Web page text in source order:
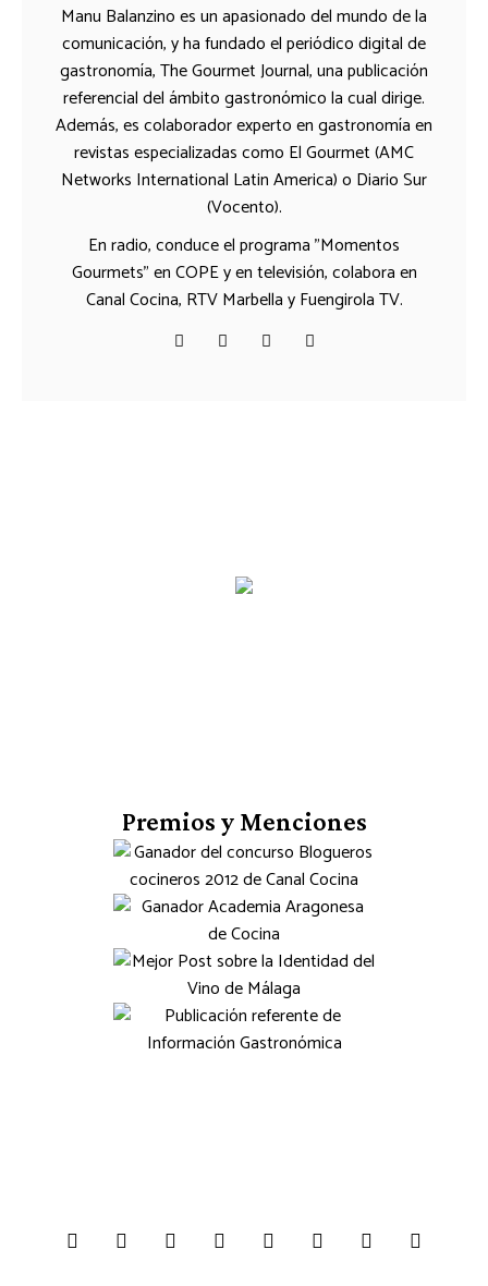
Manu Balanzino es un apasionado del mundo de la
comunicación, y ha fundado el periódico digital de
gastronomía, The Gourmet Journal, una publicación
referencial del ámbito gastronómico la cual dirige.
Además, es colaborador experto en gastronomía en
revistas especializadas como El Gourmet (AMC
Networks International Latin America) o Diario Sur
(Vocento).
En radio, conduce el programa "Momentos
Gourmets" en COPE y en televisión, colabora en
Canal Cocina, RTV Marbella y Fuengirola TV.
Premios y Menciones